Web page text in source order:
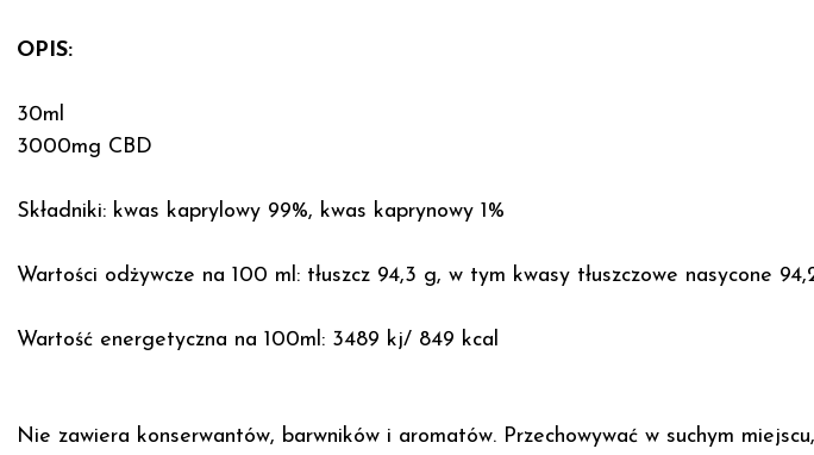
OPIS:
30ml
3000mg CBD
Składniki: kwas kaprylowy 99%, kwas kaprynowy 1%
Wartości odżywcze na 100 ml: tłuszcz 94,3 g, w tym kwasy tłuszczowe nasycone
Wartość energetyczna na 100ml: 3489 kj/ 849 kcal
Nie zawiera konserwantów, barwników i aromatów. Przechowywać w suchym